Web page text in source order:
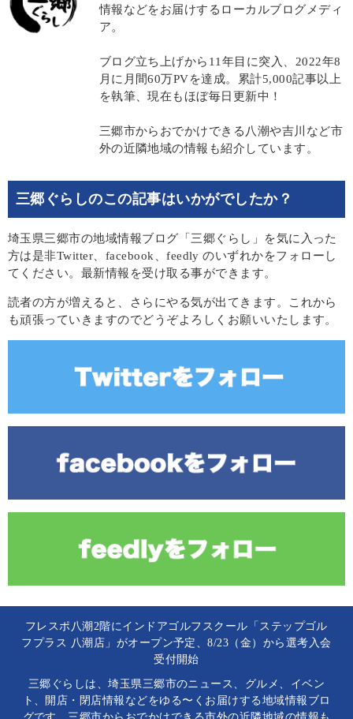
情報などをお届けするローカルブログメディ
ア。
ブログ立ち上げから11年目に突入、2022年8
月に月間60万PVを達成。累計5,000記事以上
を執筆、現在もほぼ毎日更新中！
三郷市からおでかけできる八潮や吉川など市
外の近隣地域の情報も紹介しています。
三郷ぐらしのこの記事はいかがでしたか？
埼玉県三郷市の地域情報ブログ「三郷ぐらし」を気に入った
方は是非Twitter、facebook、feedly のいずれかをフォローし
てください。最新情報を受け取る事ができます。
読者の方が増えると、さらにやる気が出てきます。これから
も頑張っていきますのでどうぞよろしくお願いいたします。
フレスポ八潮2階にインドアゴルフスクール「ステップゴル
フプラス 八潮店」がオープン予定、8/23（金）から選考入会
受付開始
三郷ぐらしは、埼玉県三郷市のニュース、グルメ、イベン
ト、開店・閉店情報などをゆる〜くお届けする地域情報ブロ